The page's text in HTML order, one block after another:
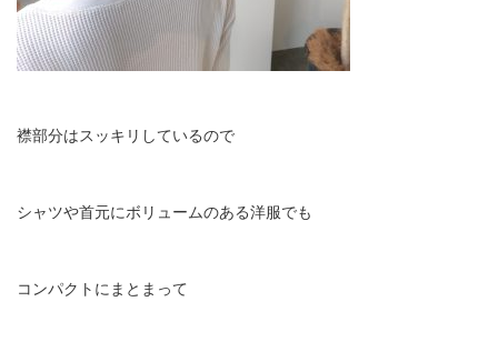
襟部分はスッキリしているので
シャツや首元にボリュームのある洋服でも
コンパクトにまとまって